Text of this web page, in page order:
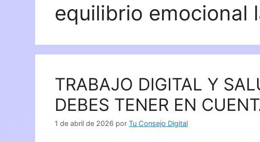
equilibrio emocional
TRABAJO DIGITAL Y
DEBES TENER EN
1 de abril de 2026 por Tu Consejo Digital